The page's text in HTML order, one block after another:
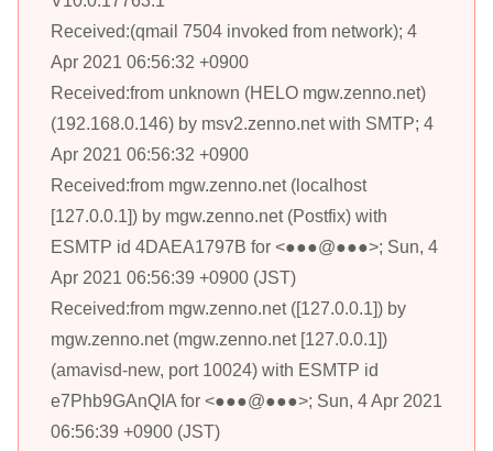
Received:(qmail 7504 invoked from network); 4
Apr 2021 06:56:32 +0900
Received:from unknown (HELO mgw.zenno.net)
(192.168.0.146) by msv2.zenno.net with SMTP; 4
Apr 2021 06:56:32 +0900
Received:from mgw.zenno.net (localhost
[127.0.0.1]) by mgw.zenno.net (Postfix) with
ESMTP id 4DAEA1797B for <●●●@●●●>; Sun, 4
Apr 2021 06:56:39 +0900 (JST)
Received:from mgw.zenno.net ([127.0.0.1]) by
mgw.zenno.net (mgw.zenno.net [127.0.0.1])
(amavisd-new, port 10024) with ESMTP id
e7Phb9GAnQIA for <●●●@●●●>; Sun, 4 Apr 2021
06:56:39 +0900 (JST)